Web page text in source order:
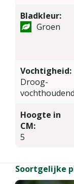
Bladkleur:
Groen
Vochtigheid:
Droog-
vochthoudend
Hoogte in
CM:
5
Soortgelijke